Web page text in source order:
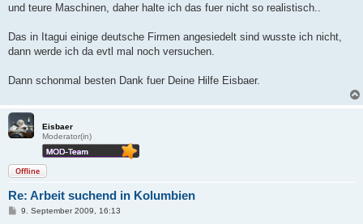
und teure Maschinen, daher halte ich das fuer nicht so realistisch..
Das in Itagui einige deutsche Firmen angesiedelt sind wusste ich nicht,
dann werde ich da evtl mal noch versuchen.
Dann schonmal besten Dank fuer Deine Hilfe Eisbaer.
Eisbaer
Moderator(in)
Offline
Re: Arbeit suchend in Kolumbien
B9. September 2009, 16:13